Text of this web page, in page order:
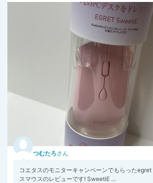
つむたろさん
コエタスのモニターキャンペーンでもらった
スマウスのレビューです! SweetiE ...